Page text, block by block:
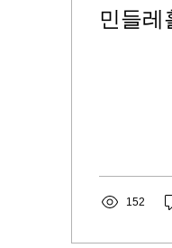
민들레
152